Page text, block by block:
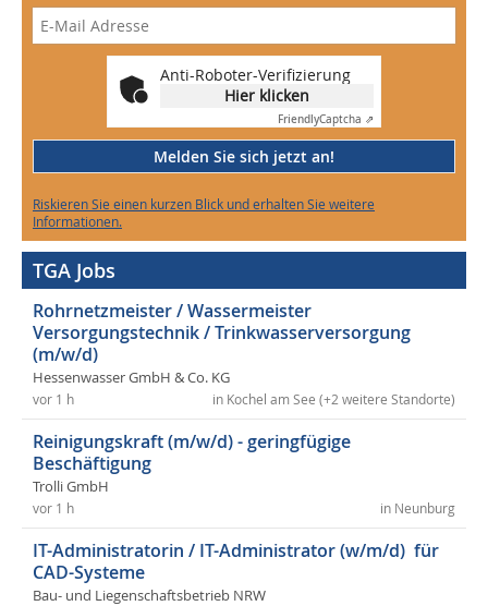
Anti-Roboter-Verifizierung
Hier klicken
FriendlyCaptcha ⇗
Melden Sie sich jetzt an!
Riskieren Sie einen kurzen Blick und erhalten Sie weitere
Informationen.
TGA Jobs
Rohrnetzmeister / Wassermeister
Versorgungstechnik / Trinkwasserversorgung
(m/w/d)
Hessenwasser GmbH & Co. KG
in Kochel am See (+2 weitere Standorte)
vor 1 h
Reinigungskraft (m/w/d) - geringfügige
Beschäftigung
Trolli GmbH
in Neunburg
vor 1 h
IT-Administratorin / IT-Administrator (w/m/d) für
CAD-Systeme
Bau- und Liegenschaftsbetrieb NRW